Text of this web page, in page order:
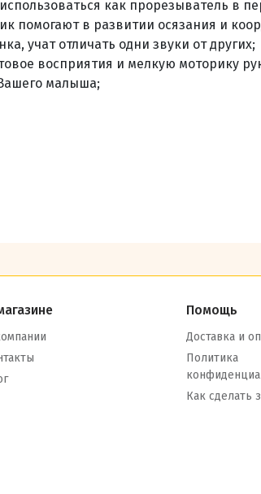
как прорезыватель в
помогают в развитии осязания и
учат отличать одни звуки от других;
восприятия и мелкую моторику
малыша;
Помощь
Доставка и
Политика
Как сделать